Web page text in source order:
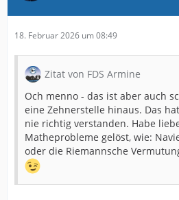
18. Februar 2026 um 08:49
Zitat von FDS Armine
Och menno - das ist aber auch
eine Zehnerstelle hinaus. Das
nie richtig verstanden. Habe
Matheprobleme gelöst, wie:
oder die Riemannsche